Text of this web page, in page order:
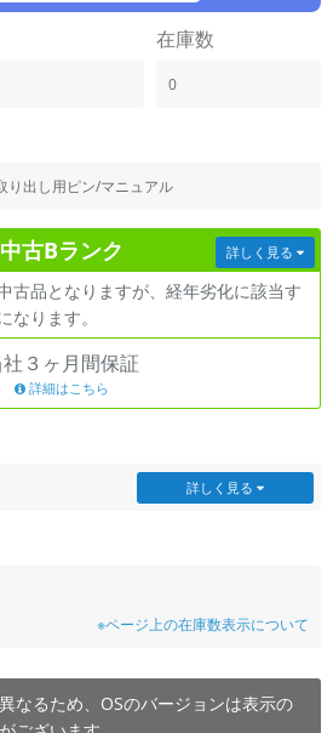
在庫数
0
り出し用ピン/マニュアル
中古Bランク
古品となりますが、経年劣化に該当す
なります。
詳しく見る
３ヶ月間保証
詳細はこちら
詳しく見る
※ページ上の在庫数表示について
なるため、OSのバージョンは表示の